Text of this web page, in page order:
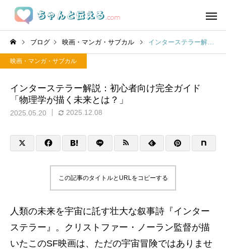
ブログ 映画・マンガ・サブカル インターステラー解説：初心者向け完全ガイド「物理学が描く未来とは？」
映画・マンガ・サブカル
インターステラー解説：初心者向け完全ガイド
「物理学が描く未来とは？」
2025.05.20 2025.12.08
この記事のタイトルとURLをコピーする
人類の未来を宇宙に託す壮大な叙事詩『インター
ステラー』。クリストファー・ノーラン監督が描
いたこのSF映画は、ただの宇宙冒険ではありませ